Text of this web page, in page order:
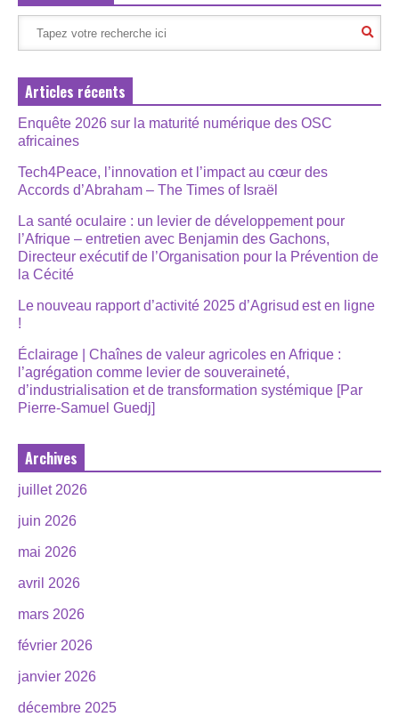
Articles récents
Enquête 2026 sur la maturité numérique des OSC
africaines
Tech4Peace, l’innovation et l’impact au cœur des
Accords d’Abraham – The Times of Israël
La santé oculaire : un levier de développement pour
l’Afrique – entretien avec Benjamin des Gachons,
Directeur exécutif de l’Organisation pour la Prévention de
la Cécité
Le nouveau rapport d’activité 2025 d’Agrisud est en ligne
!
Éclairage | Chaînes de valeur agricoles en Afrique :
l’agrégation comme levier de souveraineté,
d’industrialisation et de transformation systémique [Par
Pierre-Samuel Guedj]
Archives
juillet 2026
juin 2026
mai 2026
avril 2026
mars 2026
février 2026
janvier 2026
décembre 2025